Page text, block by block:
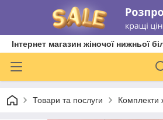
Інтернет магазин жіночої нижньої
Товари та послуги Комплекти